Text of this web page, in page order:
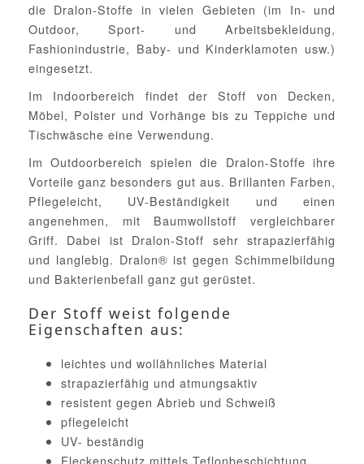
die Dralon-Stoffe in vielen Gebieten (im In- und
Outdoor, Sport- und Arbeitsbekleidung,
Fashionindustrie, Baby- und Kinderklamoten usw.)
eingesetzt.
Im Indoorbereich findet der Stoff von Decken,
Möbel, Polster und Vorhänge bis zu Teppiche und
Tischwäsche eine Verwendung.
Im Outdoorbereich spielen die Dralon-Stoffe ihre
Vorteile ganz besonders gut aus. Brillanten Farben,
Pflegeleicht, UV-Beständigkeit und einen
angenehmen, mit Baumwollstoff vergleichbarer
Griff. Dabei ist Dralon-Stoff sehr strapazierfähig
und langlebig. Dralon® ist gegen Schimmelbildung
und Bakterienbefall ganz gut gerüstet.
Der Stoff weist folgende
Eigenschaften aus:
leichtes und wollähnliches Material
strapazierfähig und atmungsaktiv
resistent gegen Abrieb und Schweiß
pflegeleicht
UV- beständig
Fleckenschutz mittels Teflonbeschichtung